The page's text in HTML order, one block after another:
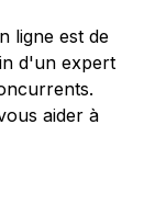
ligne est de
d'un expert
aider à